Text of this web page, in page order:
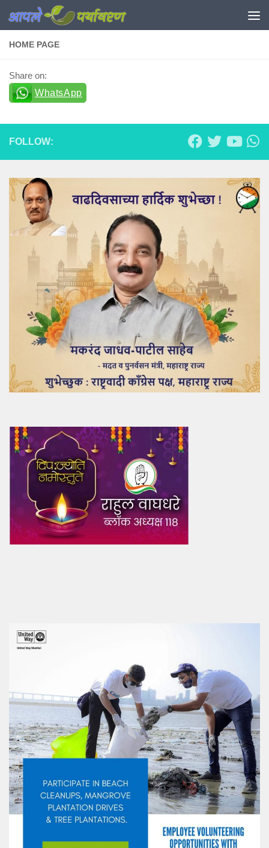
Skip to content
HOME PAGE
Share on:
WhatsApp
FOLLOW: